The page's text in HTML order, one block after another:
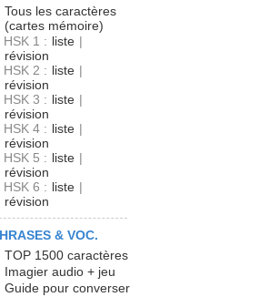
Tous les caractères
(cartes mémoire)
HSK 1 : liste |
révision
HSK 2 : liste |
révision
HSK 3 : liste |
révision
HSK 4 : liste |
révision
HSK 5 : liste |
révision
HSK 6 : liste |
révision
& VOC.
TOP 1500 caractères
Imagier audio + jeu
Guide pour converser